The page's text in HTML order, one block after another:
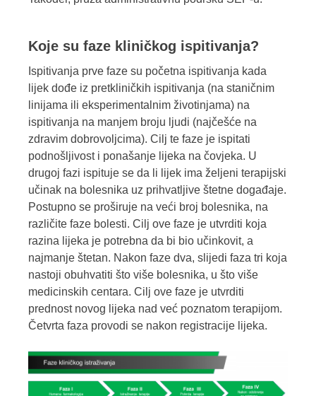
Koje su faze kliničkog ispitivanja?
Ispitivanja prve faze su početna ispitivanja kada
lijek dođe iz pretkliničkih ispitivanja (na staničnim
linijama ili eksperimentalnim životinjama) na
ispitivanja na manjem broju ljudi (najčešće na
zdravim dobrovoljcima). Cilj te faze je ispitati
podnošljivost i ponašanje lijeka na čovjeka. U
drugoj fazi ispituje se da li lijek ima željeni terapijski
učinak na bolesnika uz prihvatljive štetne događaje.
Postupno se proširuje na veći broj bolesnika, na
različite faze bolesti. Cilj ove faze je utvrditi koja
razina lijeka je potrebna da bi bio učinkovit, a
najmanje štetan. Nakon faze dva, slijedi faza tri koja
nastoji obuhvatiti što više bolesnika, u što više
medicinskih centara. Cilj ove faze je utvrditi
prednost novog lijeka nad već poznatom terapijom.
Četvrta faza provodi se nakon registracije lijeka.